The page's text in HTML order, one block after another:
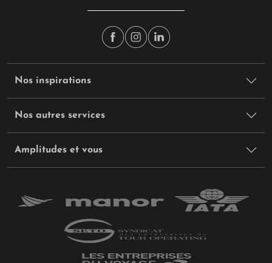
Nos inspirations
Nos autres services
Amplitudes et vous